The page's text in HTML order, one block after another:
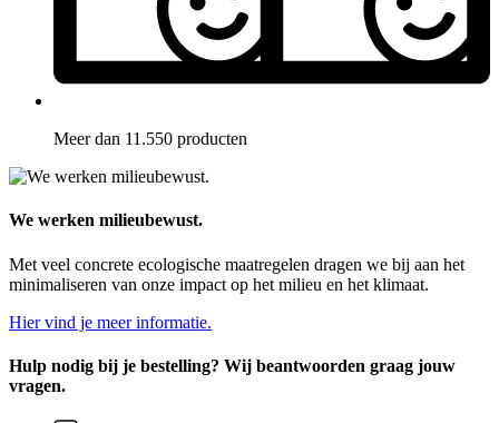
Meer dan 11.550 producten
We werken milieubewust.
Met veel concrete ecologische maatregelen dragen we bij aan het
minimaliseren van onze impact op het milieu en het klimaat.
Hier vind je meer informatie.
Hulp nodig bij je bestelling? Wij beantwoorden graag jouw
vragen.